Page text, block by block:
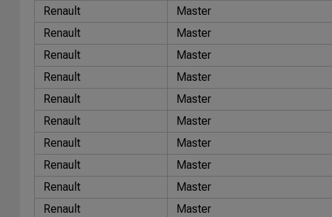
Renault
Master
Renault
Master
Renault
Master
Renault
Master
Renault
Master
Renault
Master
Renault
Master
Renault
Master
Renault
Master
Renault
Master